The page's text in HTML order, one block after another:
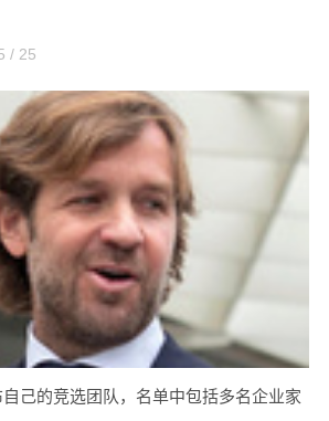
/ 25
己的竞选团队，名单中包括多名企业家